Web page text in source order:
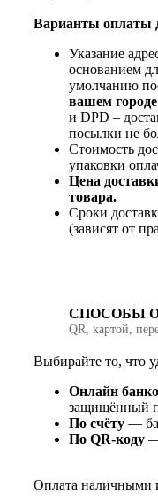
Варианты оплаты
Указание
основанием
умолчанию
вашем
и DPD –
посылки не
Стоимость
упаковки
Цена
товара.
Сроки
(зависят от
СПОСОБЫ
QR, картой,
Выбирайте то, что
Онлайн
защищённый
По счёту —
По QR‑коду
Оплата наличными